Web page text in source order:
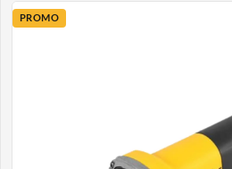
PROMO